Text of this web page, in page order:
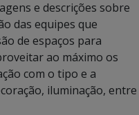
e descrições sobre
das equipes que
de espaços para
ao máximo os
com o tipo e a
iluminação, entre